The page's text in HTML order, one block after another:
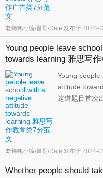
美好生活的描
满。 雅思写作
老烤鸭小编/昌哥/Dale 发布于 2024-
Young people leave
towards learning 雅思写
Young people
attitude
这道题目首次
老烤鸭小编/昌哥/Dale 发布于 2024-
Whether people should